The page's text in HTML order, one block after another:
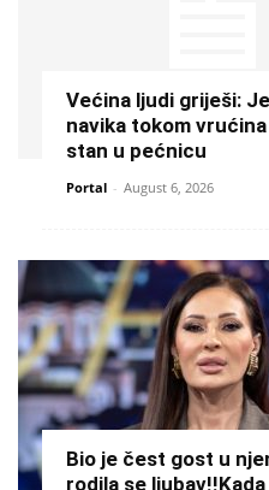
Većina ljudi griješi:
navika tokom
stan u pećnicu
Portal - August 6, 2026
Bio je čest gost u
rodila se